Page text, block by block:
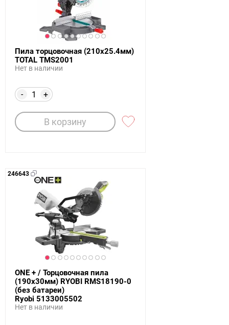
Пила торцовочная (210х25.4мм)
TOTAL TMS2001
Нет в наличии
+
-
В корзину
246643
ONE + / Торцовочная пила
(190х30мм) RYOBI RMS18190-0
(без батареи)
Ryobi 5133005502
Нет в наличии